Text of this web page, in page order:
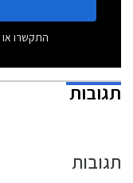
התקשרו או
תגובות
תגובות